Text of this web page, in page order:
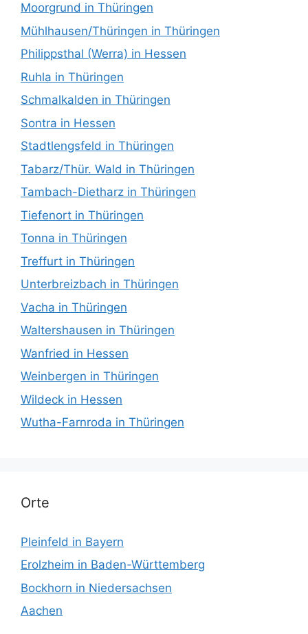
Moorgrund in Thüringen
Mühlhausen/Thüringen in Thüringen
Philippsthal (Werra) in Hessen
Ruhla in Thüringen
Schmalkalden in Thüringen
Sontra in Hessen
Stadtlengsfeld in Thüringen
Tabarz/Thür. Wald in Thüringen
Tambach-Dietharz in Thüringen
Tiefenort in Thüringen
Tonna in Thüringen
Treffurt in Thüringen
Unterbreizbach in Thüringen
Vacha in Thüringen
Waltershausen in Thüringen
Wanfried in Hessen
Weinbergen in Thüringen
Wildeck in Hessen
Wutha-Farnroda in Thüringen
Orte
Pleinfeld in Bayern
Erolzheim in Baden-Württemberg
Bockhorn in Niedersachsen
Aachen